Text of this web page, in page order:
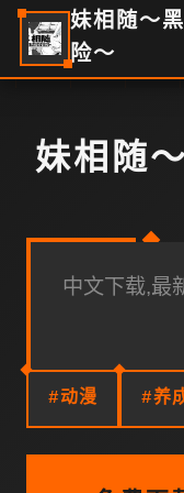
妹相随～
险～
妹相随
中文下载,最
#动漫 #养